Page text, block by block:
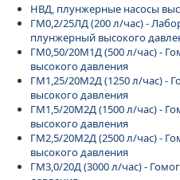
НВД, плунжерные насосы
ГМ0,2/25ЛД (200 л/час) -
плунжерный высокого
ГМ0,50/20М1Д (500 л/час) -
высокого давления
ГМ1,25/20М2Д (1250 л/час) -
высокого давления
ГМ1,5/20М2Д (1500 л/час) -
высокого давления
ГМ2,5/20М2Д (2500 л/час) -
высокого давления
ГМ3,0/20Д (3000 л/час) -